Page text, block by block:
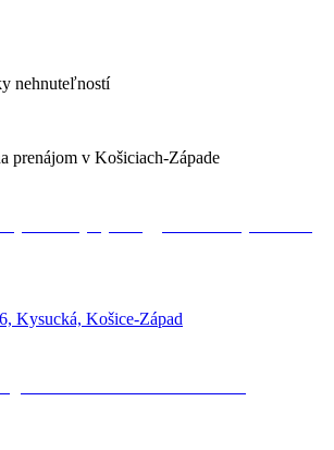
nehnuteľností
prenájom v Košiciach-Západe
Kysucká, Košice-Západ